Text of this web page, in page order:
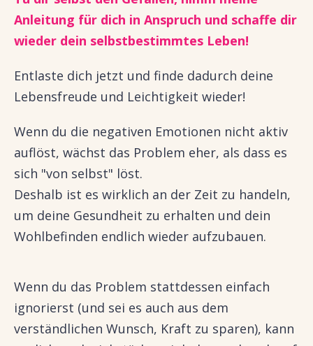
Anleitung für dich in Anspruch und schaffe dir
wieder dein selbstbestimmtes Leben!
Entlaste dich jetzt und finde dadurch deine
Lebensfreude und Leichtigkeit wieder!
Wenn du die negativen Emotionen nicht aktiv
auflöst, wächst das Problem eher, als dass es
sich "von selbst" löst.
Deshalb ist es wirklich an der Zeit zu handeln,
um deine Gesundheit zu erhalten und dein
Wohlbefinden endlich wieder aufzubauen.
Wenn du das Problem stattdessen einfach
ignorierst (und sei es auch aus dem
verständlichen Wunsch, Kraft zu sparen), kann